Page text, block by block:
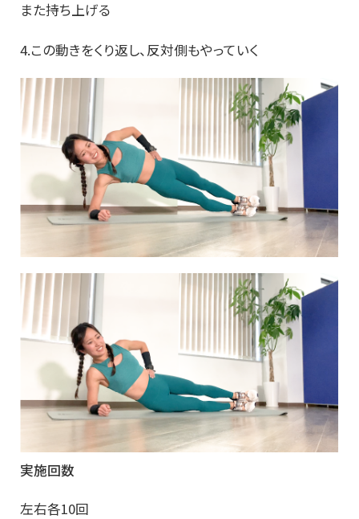
また持ち上げる
4.この動きをくり返し、反対側もやっていく
実施回数
左右各10回